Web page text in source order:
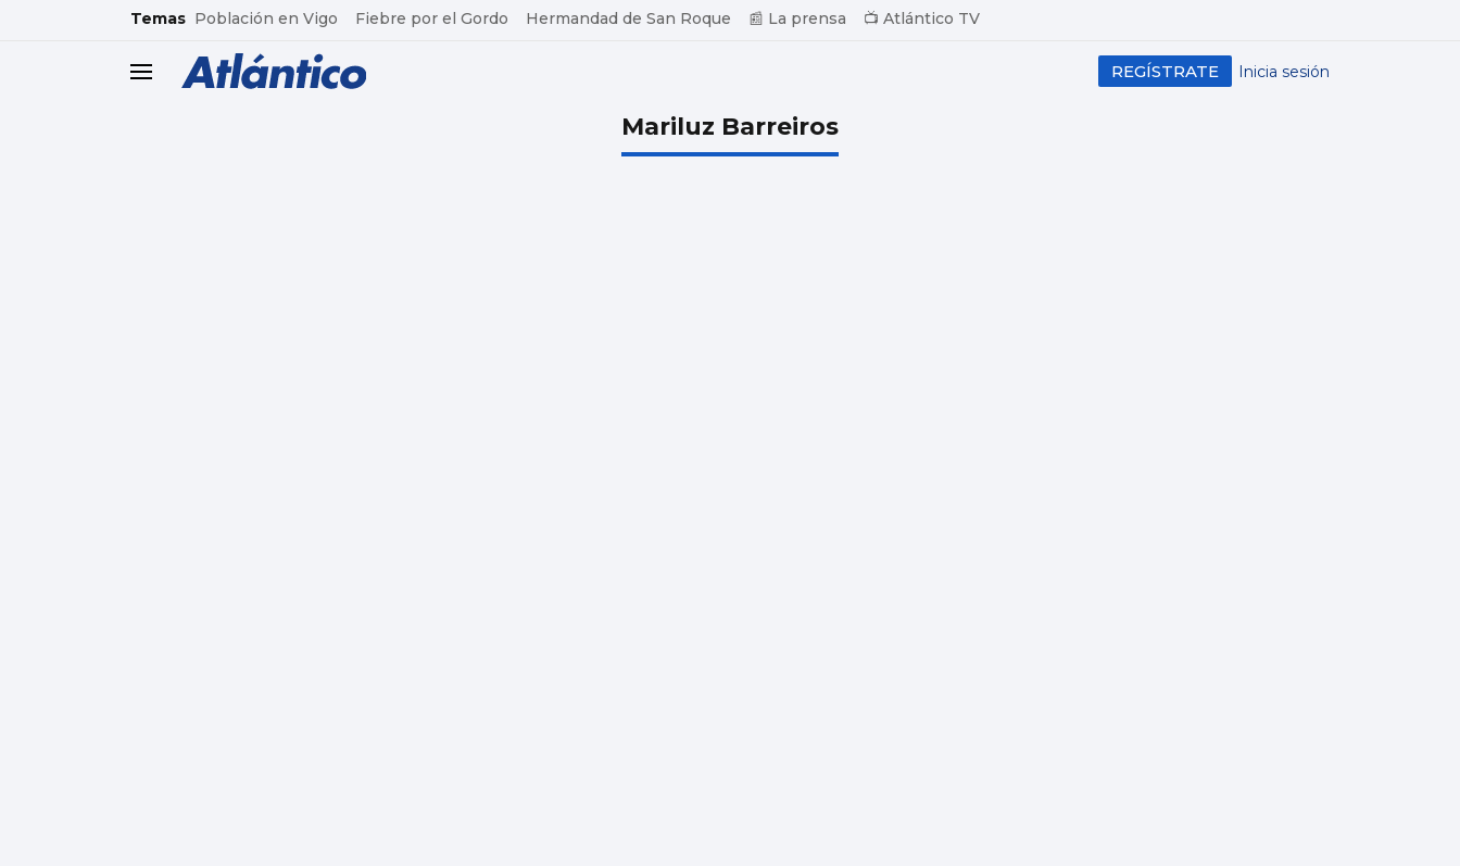
common.go-to-content
Temas Población en Vigo Fiebre por el Gordo Hermandad de San Roque 📰 La prensa 📺 Atlántico TV
header.menu.open Inicia sesión
REGÍSTRATE
Mariluz Barreiros